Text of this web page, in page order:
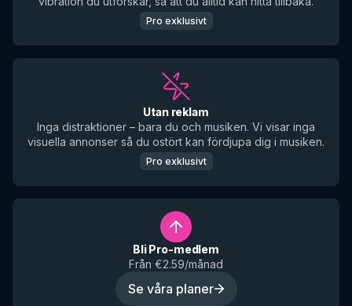
Pro exklusivt
Utan reklam
Inga distraktioner – bara du och musiken. Vi visar inga
visuella annonser så du ostört kan fördjupa dig i musiken.
Pro exklusivt
Bli Pro-medlem
Från €2.59/månad
Se våra planer